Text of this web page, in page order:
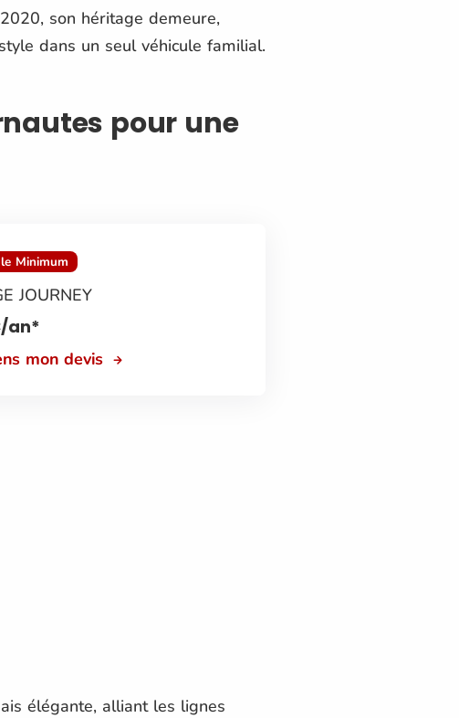
son héritage demeure,
dans un seul véhicule familial.
pour une
Minimum
JOURNEY
/an*
mon devis
élégante, alliant les lignes